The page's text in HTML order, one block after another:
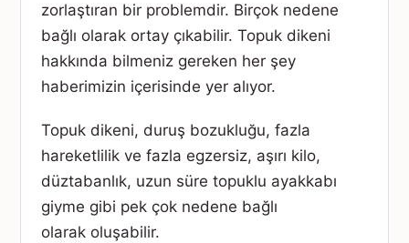
zorlaştıran bir problemdir. Birçok nedene
bağlı olarak ortay çıkabilir. Topuk dikeni
hakkında bilmeniz gereken her şey
haberimizin içerisinde yer alıyor.
Topuk dikeni, duruş bozukluğu, fazla
hareketlilik ve fazla egzersiz, aşırı kilo,
düztabanlık, uzun süre topuklu ayakkabı
giyme gibi pek çok nedene bağlı
olarak oluşabilir.